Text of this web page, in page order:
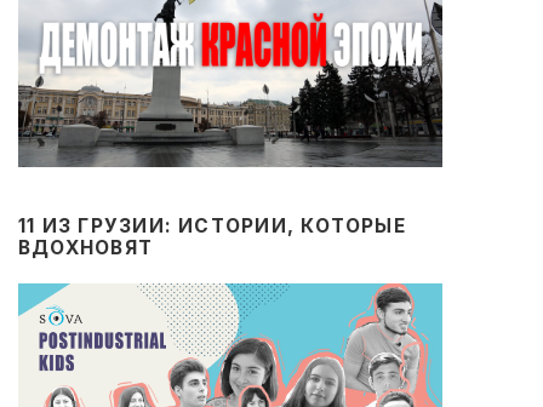
11 ИЗ ГРУЗИИ: ИСТОРИИ, КОТОРЫЕ
ВДОХНОВЯТ